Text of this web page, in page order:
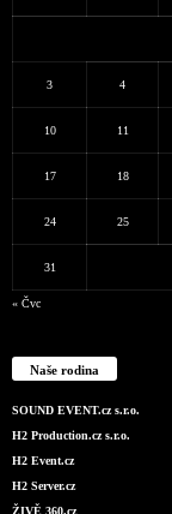
3 4
10 11
17 18
24 25
31
« Čvc
Naše rodina
SOUND EVENT.cz s.r.o.
H2 Production.cz s.r.o.
H2 Event.cz
H2 Server.cz
ŽIVĚ 360.cz